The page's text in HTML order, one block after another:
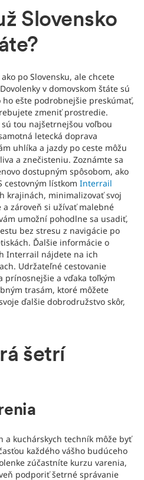
Slovensko
po Slovensku, ale chcete
v domovskom štáte sú
ho ešte podrobnejšie preskúmať,
zmeniť prostredie.
tou najšetrnejšou voľbou
letecká doprava
uhlíka a jazdy po ceste môžu
a znečisteniu. Zoznámte sa
dostupným spôsobom, ako
cestovným lístkom Interrail
krajinách, minimalizovať svoj
zároveň si užívať malebné
umožní pohodlne sa usadiť,
bez stresu z navigácie po
Ďalšie informácie o
Interrail nájdete na ich
Udržateľné cestovanie
prínosnejšie a vďaka toľkým
trasám, ktoré môžete
ďalšie dobrodružstvo skôr,
šetrí
a kuchárskych techník môže byť
každého vášho budúceho
zúčastníte kurzu varenia,
podporiť šetrné správanie